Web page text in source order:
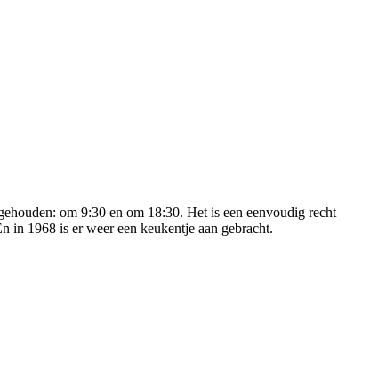
om 9:30 en om 18:30. Het is een eenvoudig recht
in 1968 is er weer een keukentje aan gebracht.